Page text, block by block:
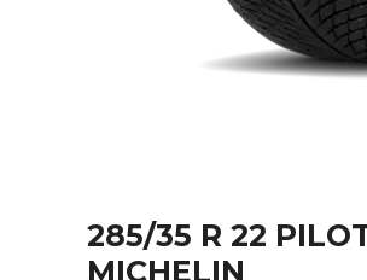
285/35 R 22
MICHELIN